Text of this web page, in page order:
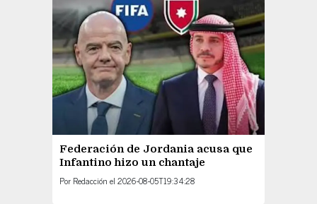
Federación de Jordania acusa que
Infantino hizo un chantaje
Por Redacción el 2026-08-05T19:34:28